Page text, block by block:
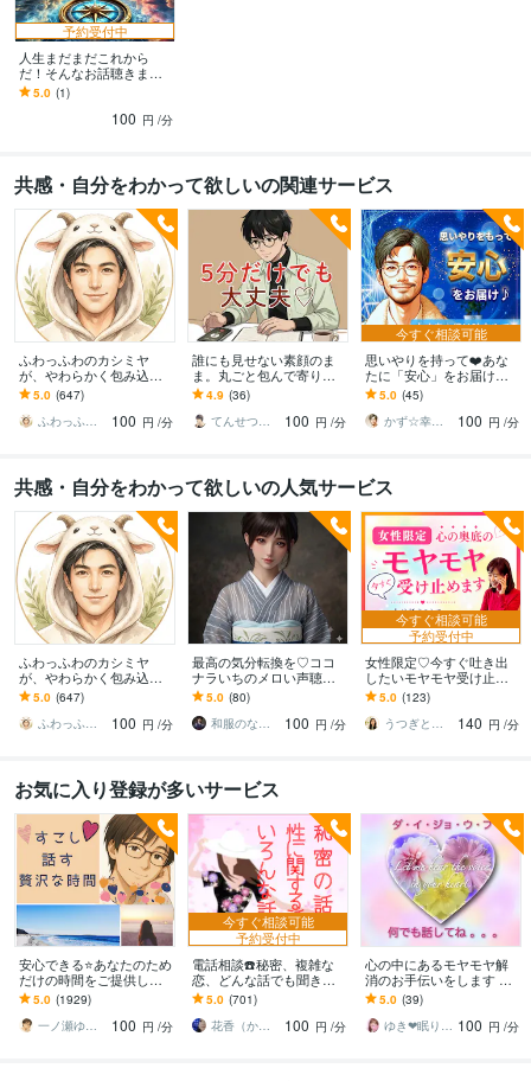
予約受付中
人生まだまだこれから
だ！そんなお話聴きます
羅針盤は未来に設定し
た。専属応援団がエール
の追い風を送ります
5.0 (1)
100 円 /分
共感・自分をわかって欲しいの関連サービス
ふわっふわのカシミヤ
が、やわらかく包み込み
ます ☘️もふもふに包まれ
て、心、ほどける☘️
5.0 (647)
ふわっふわのカシミヤ
100 円 /分
誰にも見せない素顔のま
ま。丸ごと包んで寄り添
います もう一人で抱え込
まないで⭐︎無理に整えず、
今の想いを聴かせて
4.9 (36)
てんせつ☆最適ライフをサポートする
100 円 /分
今すぐ相談可能
思いやりを持って❤️あな
たに「安心」をお届けし
ます 不安のあるあなた
へ…！安心してや☘️親身
に聞くで✨応えるで✨
5.0 (45)
かず☆幸せ案内所
100 円 /分
共感・自分をわかって欲しいの人気サービス
ふわっふわのカシミヤ
が、やわらかく包み込み
ます ☘️もふもふに包まれ
て、心、ほどける☘️
5.0 (647)
ふわっふわのカシミヤ
100 円 /分
最高の気分転換を♡ココ
ナラいちのメロい声聴か
せます ななこと電話で雑
談しよ♡今日は何おはな
しする？男女年齢不問
5.0 (80)
和服のななこ
100 円 /分
今すぐ相談可能
予約受付中
女性限定♡今すぐ吐き出
したいモヤモヤ受け止め
ます 否定せず優しく寄り
添います♪たまった想いを
吐き出して心に余白
5.0 (123)
うつぎともこ（けんちゃんママ♪）
140 円 /分
お気に入り登録が多いサービス
安心できる⭐️あなたのため
だけの時間をご提供しま
す HSPの私があなたを全
力で受け止めます。緊張
なんていらない。
5.0 (1929)
一ノ瀬ゆう★実績１０年の安心できる聞き手
100 円 /分
今すぐ相談可能
予約受付中
電話相談☎️秘密、複雑な
恋、どんな話でも聞きま
す あなたの思い全て受け
止めます！誰にも話せな
い方にお勧めです！
5.0 (701)
花香（かこ）
100 円 /分
心の中にあるモヤモヤ解
消のお手伝いをします ✨H
SPの私があなたの心に寄
り添い優しく受けとめま
すꕤ
5.0 (39)
ゆき❤眠り姫カウンセラー 100 円 /分